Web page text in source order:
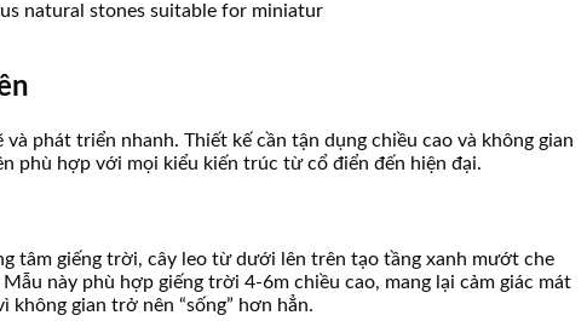
phát triển nhanh. Thiết kế cần tận dụng chiều cao và không gian
phù hợp với mọi kiểu kiến trúc từ cổ điển đến hiện đại.
tâm giếng trời, cây leo từ dưới lên trên tạo tầng xanh mướt che
này phù hợp giếng trời 4-6m chiều cao, mang lại cảm giác mát
không gian trở nên “sống” hơn hẳn.